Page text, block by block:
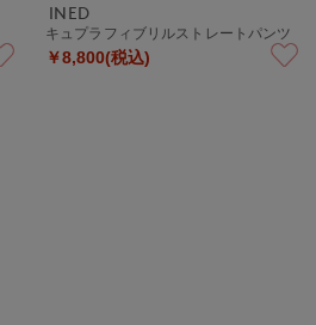
INED
キュプラフィブリルストレートパンツ
￥8,800(税込)